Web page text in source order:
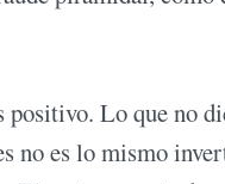
Lo que no
no es lo mismo